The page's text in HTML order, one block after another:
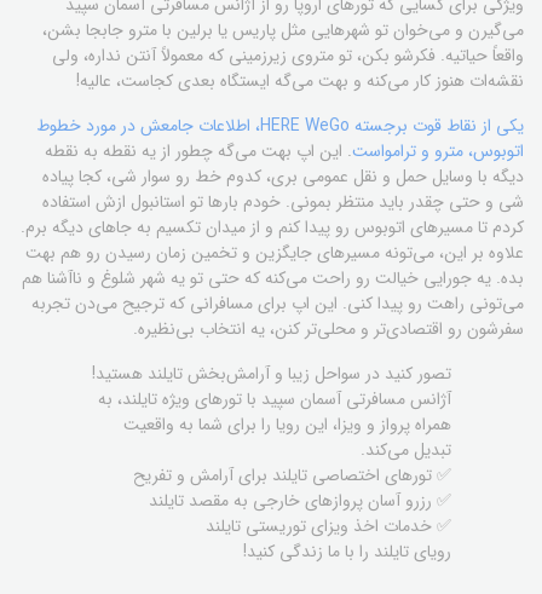
می‌گیرن و می‌خوان تو شهرهایی مثل پاریس یا برلین با مترو جابجا بشن،
واقعاً حیاتیه. فکرشو بکن، تو متروی زیرزمینی که معمولاً آنتن نداره، ولی
نقشه‌ات هنوز کار می‌کنه و بهت می‌گه ایستگاه بعدی کجاست، عالیه!
یکی از نقاط قوت برجسته HERE WeGo، اطلاعات جامعش در مورد خطوط
اتوبوس، مترو و ترامواست. این اپ بهت می‌گه چطور از یه نقطه به نقطه
دیگه با وسایل حمل و نقل عمومی بری، کدوم خط رو سوار شی، کجا پیاده
شی و حتی چقدر باید منتظر بمونی. خودم بارها تو استانبول ازش استفاده
کردم تا مسیرهای اتوبوس رو پیدا کنم و از میدان تکسیم به جاهای دیگه برم.
علاوه بر این، می‌تونه مسیرهای جایگزین و تخمین زمان رسیدن رو هم بهت
بده. یه جورایی خیالت رو راحت می‌کنه که حتی تو یه شهر شلوغ و ناآشنا هم
می‌تونی راهت رو پیدا کنی. این اپ برای مسافرانی که ترجیح می‌دن تجربه
سفرشون رو اقتصادی‌تر و محلی‌تر کنن، یه انتخاب بی‌نظیره.
تصور کنید در سواحل زیبا و آرامش‌بخش تایلند هستید!
آژانس مسافرتی آسمان سپید با تورهای ویژه تایلند، به
همراه پرواز و ویزا، این رویا را برای شما به واقعیت
تبدیل می‌کند.
✅ تورهای اختصاصی تایلند برای آرامش و تفریح
✅ رزرو آسان پروازهای خارجی به مقصد تایلند
✅ خدمات اخذ ویزای توریستی تایلند
رویای تایلند را با ما زندگی کنید!